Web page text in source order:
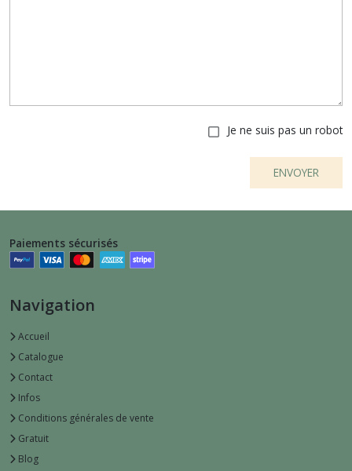
Je ne suis pas un robot
ENVOYER
Paiements sécurisés
Navigation
Accueil
Catalogue
Contact
Infos
Conditions générales de vente
Gratuit
Blog